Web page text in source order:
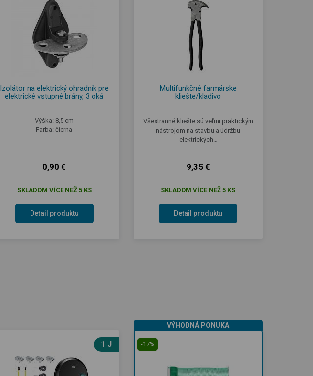
Izolátor na elektrický ohradník pre
elektrické vstupné brány, 3 oká
Výška: 8,5 cm
Farba: čierna
0,90 €
SKLADOM VÍCE NEŽ 5 KS
Detail produktu
Multifunkčné farmárske
kliešte/kladivo
Všestranné kliešte sú veľmi praktickým
nástrojom na stavbu a údržbu
elektrických…
9,35 €
SKLADOM VÍCE NEŽ 5 KS
Detail produktu
1 J
VÝHODNÁ PONUKA
-17%